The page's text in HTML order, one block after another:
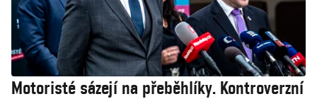
Motoristé sázejí na přeběhlíky. Kontroverzní